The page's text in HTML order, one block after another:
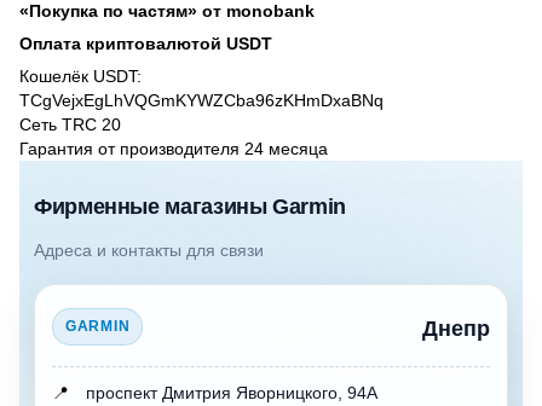
«Покупка по частям» от monobank
Оплата криптовалютой USDT
Кошелёк USDT:
TCgVejxEgLhVQGmKYWZCba96zKHmDxaBNq
Сеть TRC 20
Гарантия от производителя 24 месяцa
Фирменные магазины Garmin
Адреса и контакты для связи
GARMIN Днепр
📍
проспект Дмитрия Яворницкого, 94А